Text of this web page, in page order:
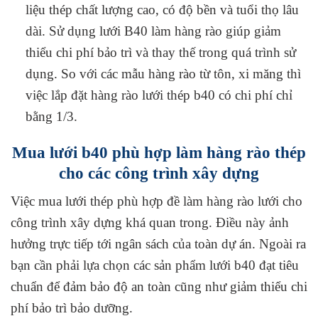
liệu thép chất lượng cao, có độ bền và tuổi thọ lâu
dài. Sử dụng lưới B40 làm hàng rào giúp giảm
thiểu chi phí bảo trì và thay thế trong quá trình sử
dụng. So với các mẫu hàng rào từ tôn, xi măng thì
việc lắp đặt hàng rào lưới thép b40 có chi phí chỉ
bằng 1/3.
Mua lưới b40 phù hợp làm hàng rào thép
cho các công trình xây dựng
Việc mua lưới thép phù hợp đề làm hàng rào lưới cho
công trình xây dựng khá quan trong. Điều này ảnh
hưởng trực tiếp tới ngân sách của toàn dự án. Ngoài ra
bạn cần phải lựa chọn các sản phẩm lưới b40 đạt tiêu
chuẩn để đảm bảo độ an toàn cũng như giảm thiểu chi
phí bảo trì bảo dưỡng.